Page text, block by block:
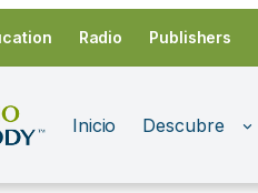
Radio Publishers
Inicio Descubre